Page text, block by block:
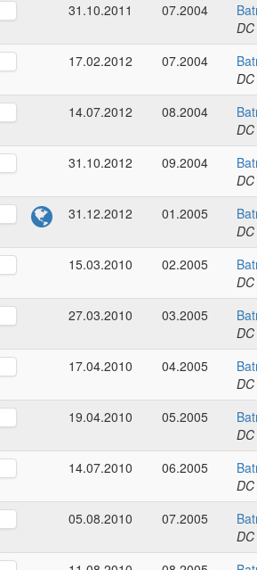
31.10.2011
07.2004
17.02.2012
07.2004
14.07.2012
08.2004
31.10.2012
09.2004
31.12.2012
01.2005
15.03.2010
02.2005
27.03.2010
03.2005
17.04.2010
04.2005
19.04.2010
05.2005
14.07.2010
06.2005
05.08.2010
07.2005